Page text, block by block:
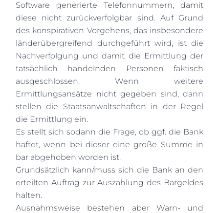
Software generierte Telefonnummern, damit
diese nicht zurückverfolgbar sind. Auf Grund
des konspirativen Vorgehens, das insbesondere
länderübergreifend durchgeführt wird, ist die
Nachverfolgung und damit die Ermittlung der
tatsächlich handelnden Personen faktisch
ausgeschlossen. Wenn weitere
Ermittlungsansätze nicht gegeben sind, dann
stellen die Staatsanwaltschaften in der Regel
die Ermittlung ein.
Es stellt sich sodann die Frage, ob ggf. die Bank
haftet, wenn bei dieser eine große Summe in
bar abgehoben worden ist.
Grundsätzlich kann/muss sich die Bank an den
erteilten Auftrag zur Auszahlung des Bargeldes
halten.
Ausnahmsweise bestehen aber Warn- und